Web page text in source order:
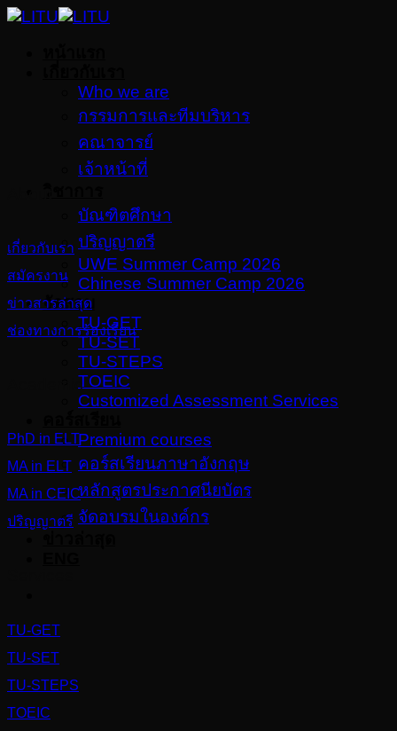
Skip
Who we are
กรรมการและทีมบริหาร
คณาจารย์
เจ้าหน้าที่
บัณฑิตศึกษา
ปริญญาตรี
UWE Summer Camp 2026
Chinese Summer Camp 2026
จัดสอบ
TU-GET
TU-SET
TU-STEPS
TOEIC
Customized Assessment Services
Premium courses
คอร์สเรียนภาษาอังกฤษ
หลักสูตรประกาศนียบัตร
จัดอบรมในองค์กร
เกี่ยวกับเรา
สมัครงาน
ข่าวสารล่าสุด
ช่องทางการร้องเรียน
Academic
PhD in ELT
MA in ELT
MA in CEIC
ปริญญาตรี
TU-GET
TU-SET
TU-STEPS
TOEIC